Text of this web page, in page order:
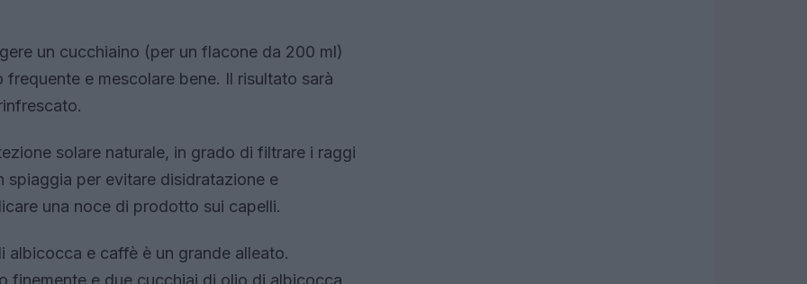
un cucchiaino (per un flacone da 200 ml)
e mescolare bene. Il risultato sarà
solare naturale, in grado di filtrare i raggi
spiaggia per evitare disidratazione e
una noce di prodotto sui capelli.
albicocca e caffè è un grande alleato.